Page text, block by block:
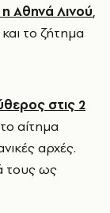
Αθηνά Λινού,
το ζήτημα
στις 2
αίτημα
αρχές.
τους ως